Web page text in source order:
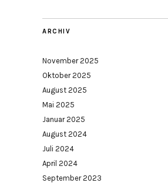
ARCHIV
November 2025
Oktober 2025
August 2025
Mai 2025
Januar 2025
August 2024
Juli 2024
April 2024
September 2023